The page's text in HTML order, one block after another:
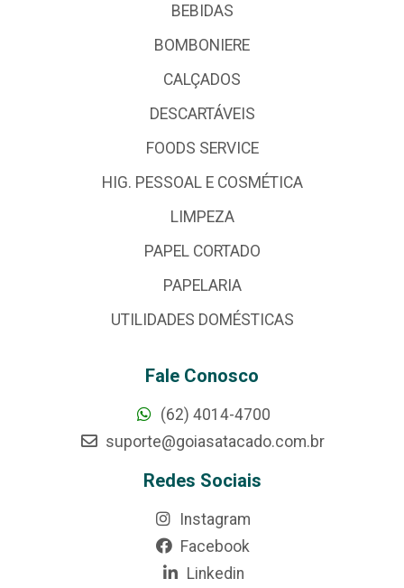
BEBIDAS
BOMBONIERE
CALÇADOS
DESCARTÁVEIS
FOODS SERVICE
HIG. PESSOAL E COSMÉTICA
LIMPEZA
PAPEL CORTADO
PAPELARIA
UTILIDADES DOMÉSTICAS
Fale Conosco
(62) 4014-4700
suporte@goiasatacado.com.br
Redes Sociais
Instagram
Facebook
Linkedin